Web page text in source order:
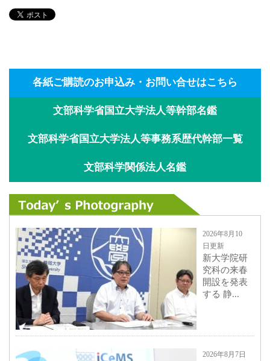
各紙ご購読のお申込み・お問い合せはこちら
文部科学省国立大学法人等幹部名鑑
文部科学省国立大学法人等事務系歴代幹部一覧
文部科学関係法人名鑑
2026年8月10
日更新
新大学院研
究科の来春
開設を発表
する 静...
2026年8月7日